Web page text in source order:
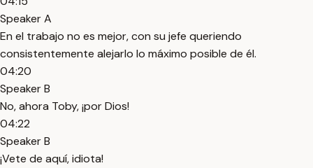
Speaker A
En el trabajo no es mejor, con su jefe queriendo
consistentemente alejarlo lo máximo posible de él.
04:20
Speaker B
No, ahora Toby, ¡por Dios!
04:22
Speaker B
¡Vete de aquí, idiota!